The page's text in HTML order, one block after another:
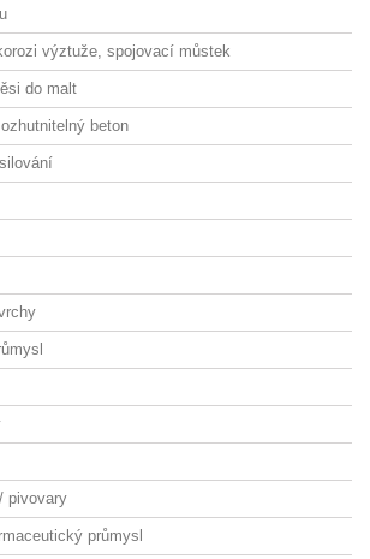
výztuže, spojovací můstek
do malt
beton
pivovary
průmysl